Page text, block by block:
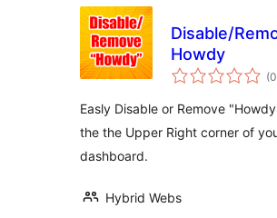
Disable/
Howdy
(0
Easly Disable or Remove
the the Upper Right corner of
dashboard.
Hybrid Webs